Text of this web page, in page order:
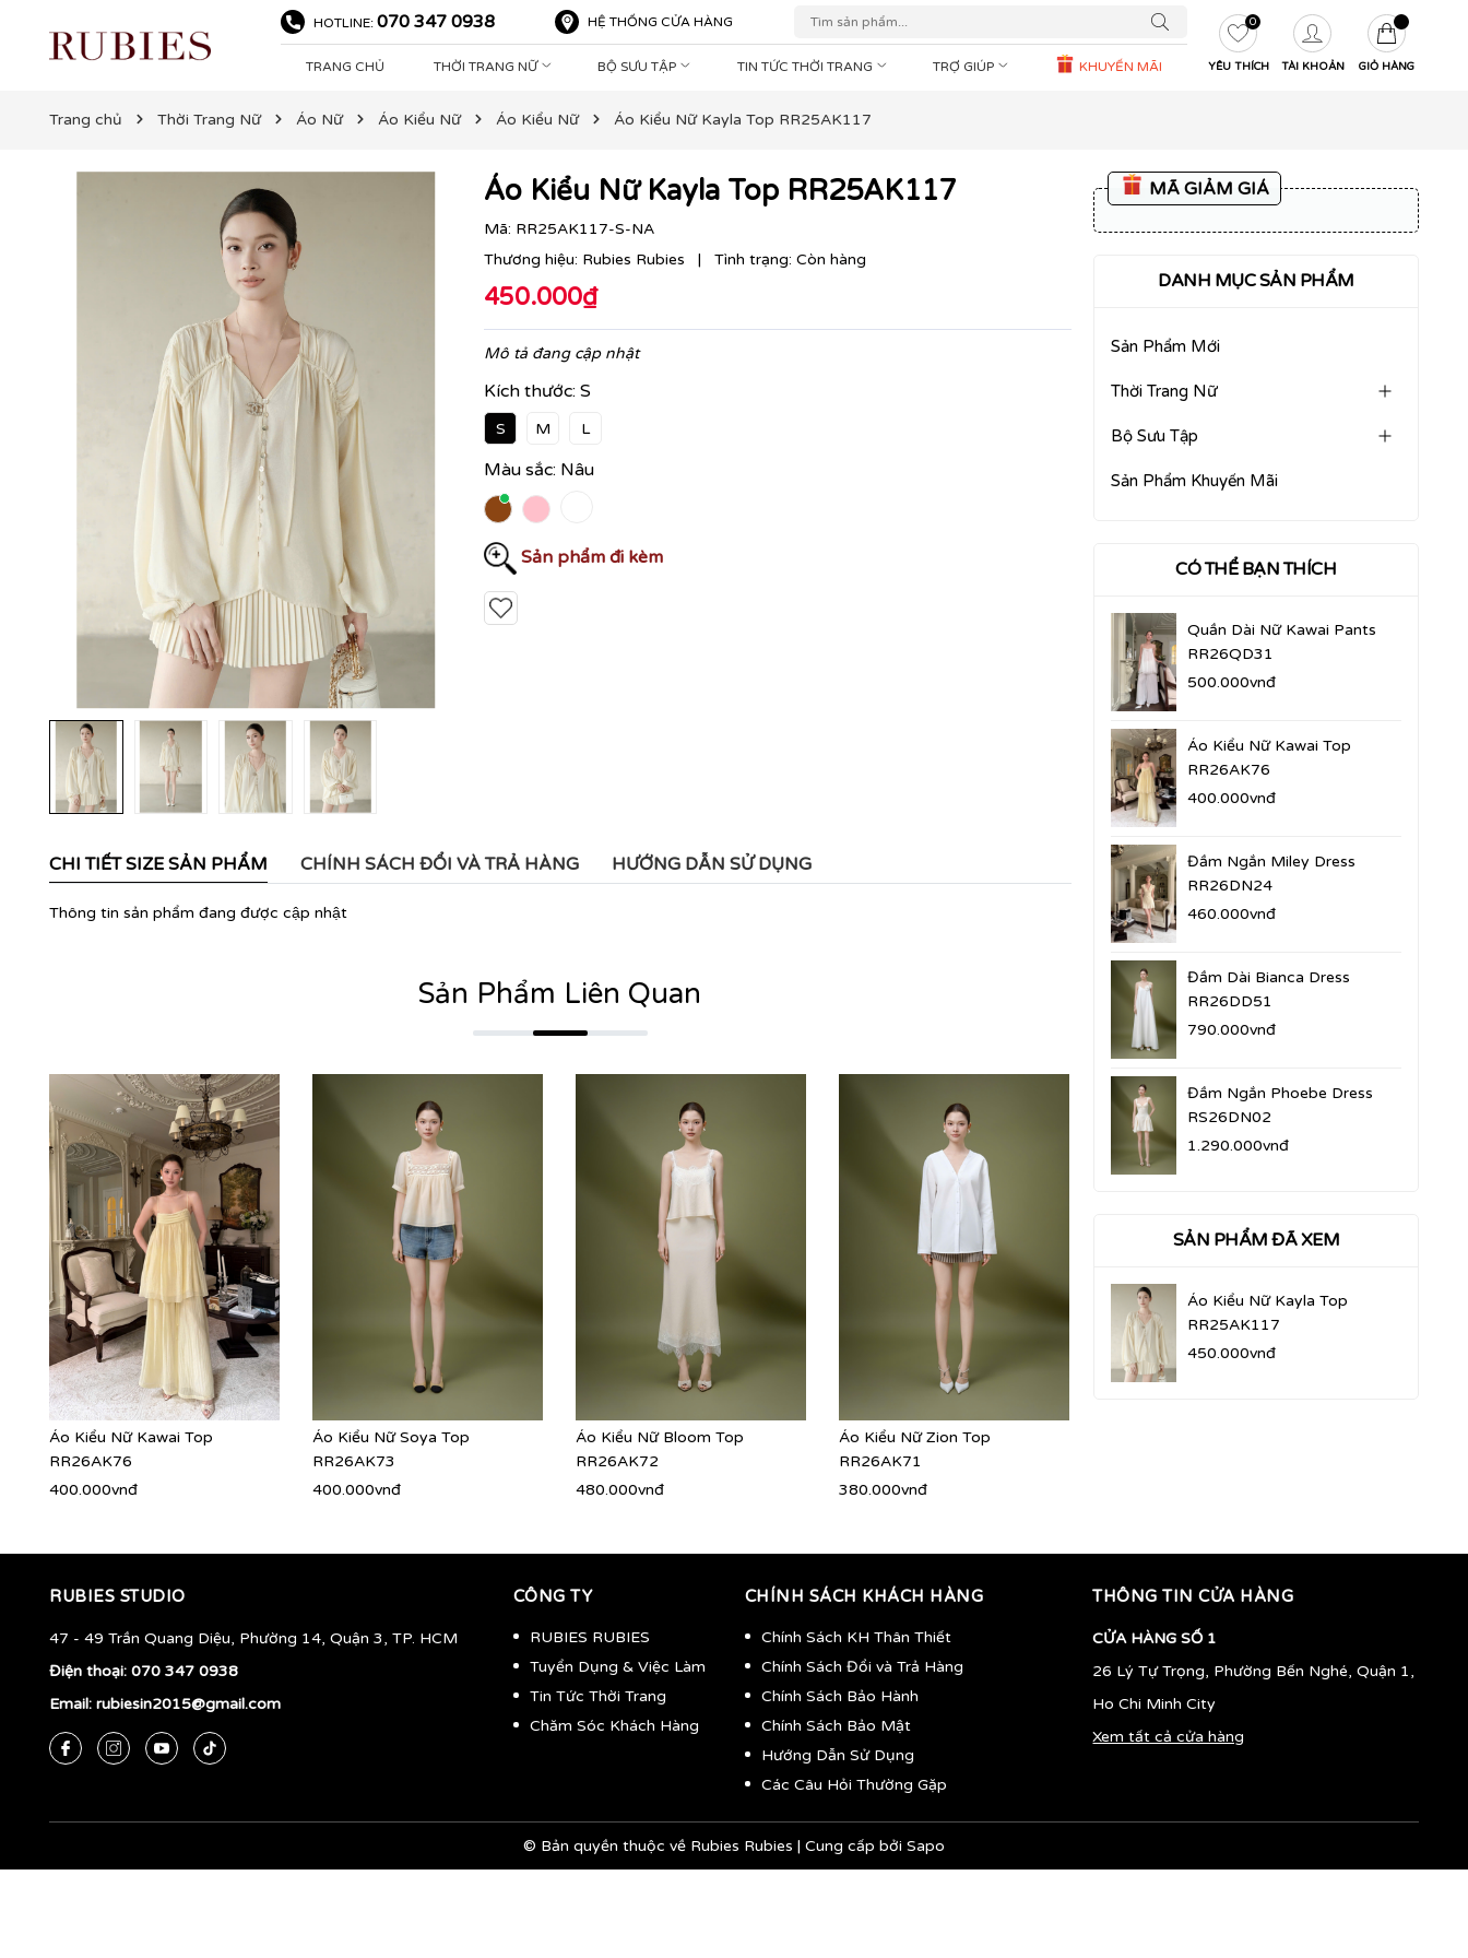
HOTLINE: 070 347 0938 HỆ THỐNG CỬA HÀNG
TRANG CHỦ THỜI TRANG NỮ BỘ SƯU TẬP TIN TỨC THỜI TRANG TRỢ GIÚP KHUYẾN MÃI YÊU THÍCH
0
TÀI KHOẢN GIỎ HÀNG
Trang chủ Thời Trang Nữ Áo Nữ Áo Kiểu Nữ Áo Kiểu Nữ Áo Kiểu Nữ Kayla Top RR25AK117
Áo Kiểu Nữ Kayla Top RR25AK117
Mã: RR25AK117-S-NA
Thương hiệu: Rubies Rubies | Tình trạng: Còn hàng
450.000₫
Mô tả đang cập nhật
Kích thước:S
S M L
Màu sắc: Nâu
Sản phẩm đi kèm
CHI TIẾT SIZE SẢN PHẨM CHÍNH SÁCH ĐỔI VÀ TRẢ HÀNG HƯỚNG DẪN SỬ DỤNG
Thông tin sản phẩm đang được cập nhật
Sản Phẩm Liên Quan
Áo Kiểu Nữ Kawai Top
RR26AK76
400.000vnđ
Áo Kiểu Nữ Soya Top
RR26AK73
400.000vnđ
Áo Kiểu Nữ Bloom Top
RR26AK72
480.000vnđ
Áo Kiểu Nữ Zion Top
RR26AK71
380.000vnđ
MÃ GIẢM GIÁ
DANH MỤC SẢN PHẨM
Sản Phẩm Mới
Thời Trang Nữ
Bộ Sưu Tập
Sản Phẩm Khuyến Mãi
CÓ THỂ BẠN THÍCH
Quần Dài Nữ Kawai Pants
RR26QD31
500.000vnđ
Áo Kiểu Nữ Kawai Top
RR26AK76
400.000vnđ
Đầm Ngắn Miley Dress
RR26DN24
460.000vnđ
Đầm Dài Bianca Dress
RR26DD51
790.000vnđ
Đầm Ngắn Phoebe Dress
RS26DN02
1.290.000vnđ
SẢN PHẨM ĐÃ XEM
Áo Kiểu Nữ Kayla Top
RR25AK117
450.000vnđ
RUBIES STUDIO
47 - 49 Trần Quang Diệu, Phường 14, Quận 3, TP. HCM
Điện thoại: 070 347 0938
Email: rubiesin2015@gmail.com
CÔNG TY
RUBIES RUBIES
Tuyển Dụng & Việc Làm
Tin Tức Thời Trang
Chăm Sóc Khách Hàng
CHÍNH SÁCH KHÁCH HÀNG
Chính Sách KH Thân Thiết
Chính Sách Đổi và Trả Hàng
Chính Sách Bảo Hành
Chính Sách Bảo Mật
Hướng Dẫn Sử Dụng
Các Câu Hỏi Thường Gặp
THÔNG TIN CỬA HÀNG
CỬA HÀNG SỐ 1
26 Lý Tự Trọng, Phường Bến Nghé, Quận 1,
Ho Chi Minh City
Xem tất cả cửa hàng
© Bản quyền thuộc về Rubies Rubies | Cung cấp bởi Sapo